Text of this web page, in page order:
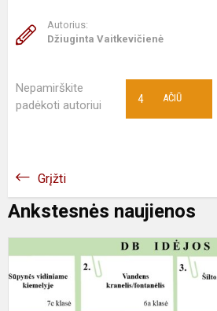
Autorius:
Džiuginta Vaitkevičienė
Nepamirškite
padėkoti autoriui
AČIŪ
4
Grįžti
Ankstesnės naujienos